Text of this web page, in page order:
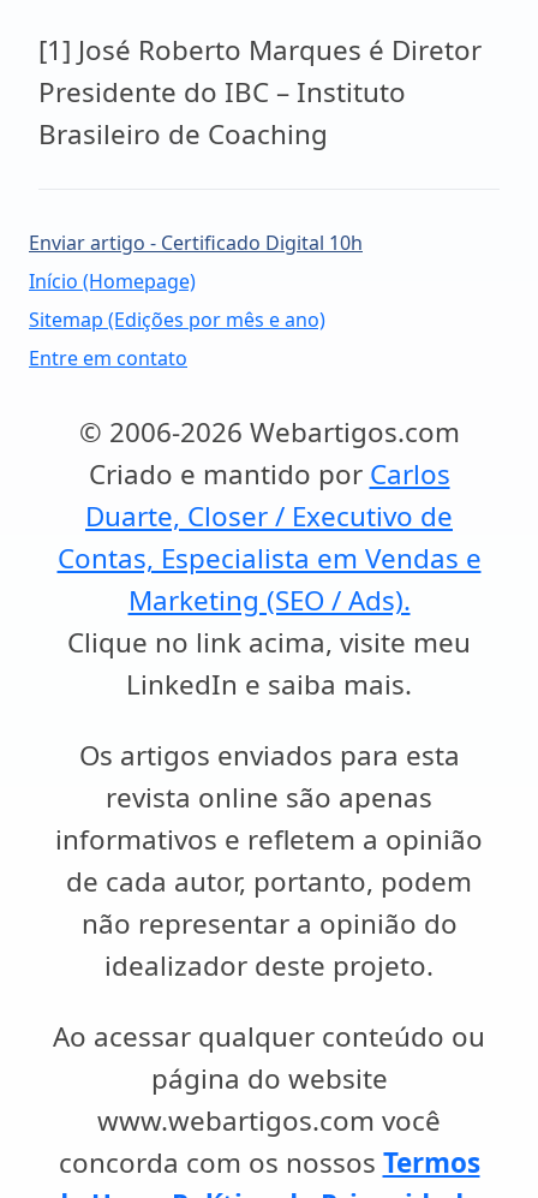
[1] José Roberto Marques é Diretor
Presidente do IBC – Instituto
Brasileiro de Coaching
Enviar artigo - Certificado Digital 10h
Início (Homepage)
Sitemap (Edições por mês e ano)
Entre em contato
© 2006-2026 Webartigos.com
Criado e mantido por Carlos
Duarte, Closer / Executivo de
Contas, Especialista em Vendas e
Marketing (SEO / Ads).
Clique no link acima, visite meu
LinkedIn e saiba mais.
Os artigos enviados para esta
revista online são apenas
informativos e refletem a opinião
de cada autor, portanto, podem
não representar a opinião do
idealizador deste projeto.
Ao acessar qualquer conteúdo ou
página do website
www.webartigos.com você
concorda com os nossos Termos